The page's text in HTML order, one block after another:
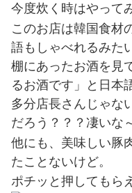
今度炊く時はやって
このお店は韓国食材
語もしゃべれるみた
棚にあったお酒を見
るお酒です」と日本
多分店長さんじゃな
だろう？？？凄いな
他にも、美味しい豚
たことないけど。
ポチッと押してもら